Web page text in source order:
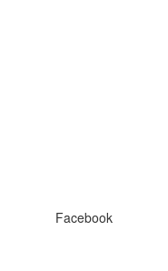
Facebook